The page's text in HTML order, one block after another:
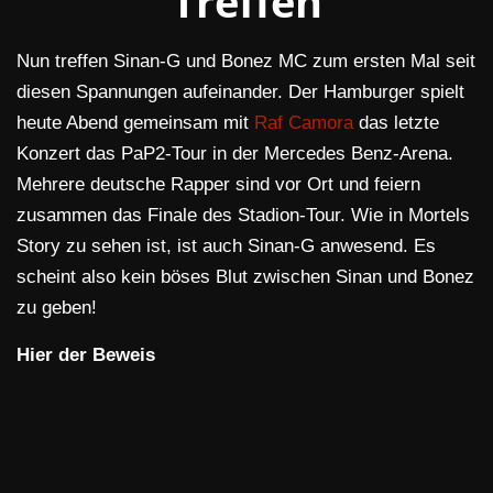
Nun treffen Sinan-G und Bonez MC zum ersten Mal seit
diesen Spannungen aufeinander. Der Hamburger spielt
heute Abend gemeinsam mit Raf Camoradas letzte
Konzert das PaP2-Tour in der Mercedes Benz-Arena.
Mehrere deutsche Rapper sind vor Ort und feiern
zusammen das Finale des Stadion-Tour. Wie in Mortels
Story zu sehen ist, ist auch Sinan-G anwesend. Es
scheint also kein böses Blut zwischen Sinan und Bonez
zu geben!
Hier der Beweis